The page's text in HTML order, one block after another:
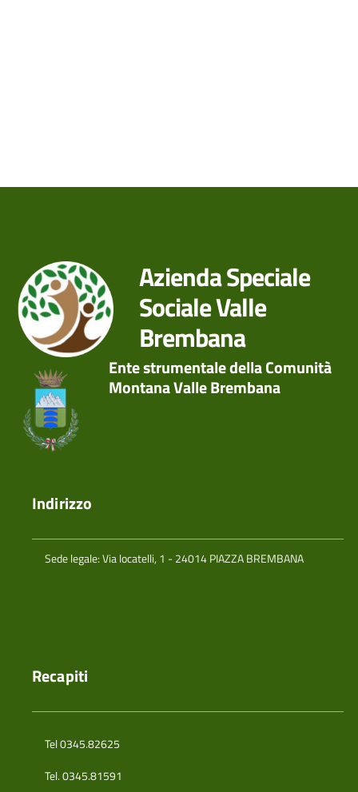
Azienda Speciale
Sociale Valle
Brembana
Ente strumentale della Comunità
Montana Valle Brembana
Indirizzo
Sede legale: Via locatelli, 1 - 24014 PIAZZA BREMBANA
Recapiti
Tel 0345.82625
Tel. 0345.81591